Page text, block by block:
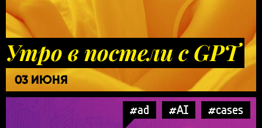
Утро в постели с GPT
03 ИЮНЯ
#ad #AI #cases